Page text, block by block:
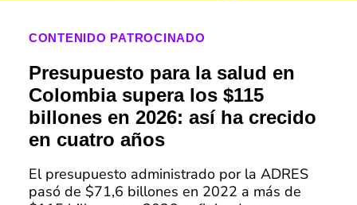
CONTENIDO PATROCINADO
Presupuesto para la salud en
Colombia supera los $115
billones en 2026: así ha crecido
en cuatro años
El presupuesto administrado por la ADRES
pasó de $71,6 billones en 2022 a más de